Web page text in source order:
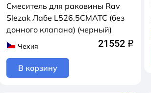
Смеситель для раковины Rav
Slezak Лабе L526.5CMATC (без
донного клапана) (черный)
Чехия 21552 q
В корзину